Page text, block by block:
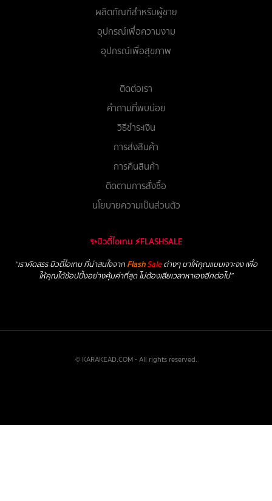
ผลิตภัณฑ์สำหรับผู้ชาย
อุปกรณ์เพื่อความงาม
อุปกรณ์เพื่อสุขภาพ
ติดต่อเรา
คำถามที่พบบ่อย
วิธีชำระเงิน
การส่งสินค้า
การคืนสินค้า
ติดตามการสั่งซื้อ
นโยบายความเป็นส่วนตัว
✨บิวตี้ไอเทม ⚡FLASHSALE
“เราคัดสรร บิวตี้ไอเทม ที่น่าสนใจจาก FlashSaleต่างๆ มาให้คุณแบบเจาะจง เพื่อ
ให้คุณได้ช้อปปิ้งอย่างคุ้มค่าที่สุด ไม่ต้องเสียเวลาหาเองอีกต่อไป”
© KARAKEAD.COM - All rights reserved.